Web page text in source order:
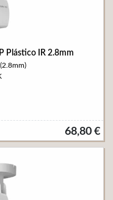
Plástico IR 2.8mm
68,80 €